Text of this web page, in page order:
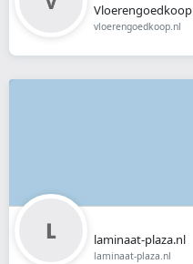
Vloerengoedkoop
vloerengoedkoop.nl
laminaat-plaza.nl
laminaat-plaza.nl